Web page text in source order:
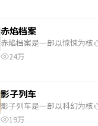
赤焰档案
赤焰档案是一部以惊悚为核
机、反转与人物成长展开，
24万
影子列车
影子列车是一部以科幻为核
机、反转与人物成长展开，
19万